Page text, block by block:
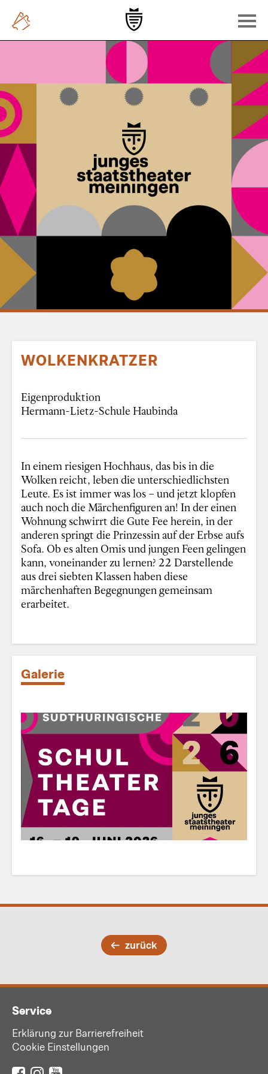
WOLKENKRATZER
Eigenproduktion
Hermann-Lietz-Schule Haubinda
In einem riesigen Hochhaus, das bis in die
Wolken reicht, leben die unterschiedlichsten
Leute. Es ist immer was los – und jetzt klopfen
auch noch die Märchenfiguren an! In der einen
Wohnung schwirrt die Gute Fee herein, in der
anderen springt die Prinzessin auf der Erbse aufs
Sofa. Ob es alten Omis und jungen Feen gelingen
kann, voneinander zu lernen? 22 Darstellende
aus drei siebten Klassen haben diese
märchenhaften Begegnungen gemeinsam
erarbeitet.
Galerie
zurück
Service
Erklärung zur Barrierefreiheit
Cookie Einstellungen